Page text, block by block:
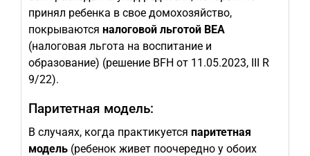
принял ребенка в свое домохозяйство,
покрываются налоговой льготой BEA
(налоговая льгота на воспитание и
образование) (решение BFH от 11.05.2023, III R
9/22).
Паритетная модель:
В случаях, когда практикуется паритетная
модель (ребенок живет поочередно у обоих